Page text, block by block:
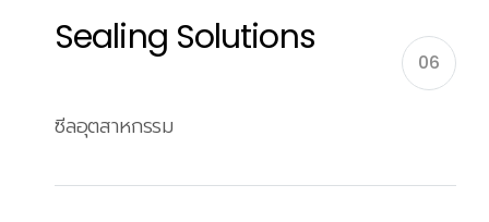
Sealing Solutions
06
ซีลอุตสาหกรรม